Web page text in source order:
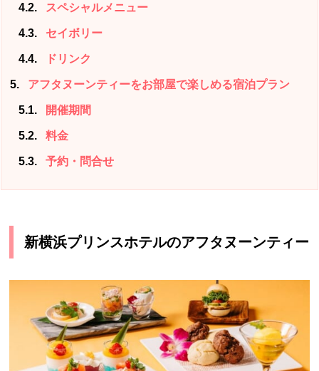
4.2 スペシャルメニュー
4.3 セイボリー
4.4 ドリンク
5 アフタヌーンティーをお部屋で楽しめる宿泊プラン
5.1 開催期間
5.2 料金
5.3 予約・問合せ
新横浜プリンスホテルのアフタヌーンティー